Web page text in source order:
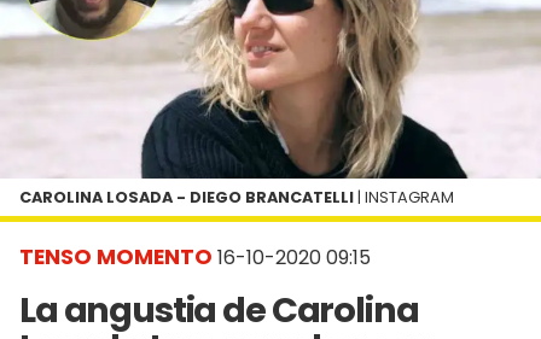
TENSO MOMENTO 16-10-2020 09:15
La angustia de Carolina
CAROLINA LOSADA - DIEGO BRANCATELLI | INSTAGRAM